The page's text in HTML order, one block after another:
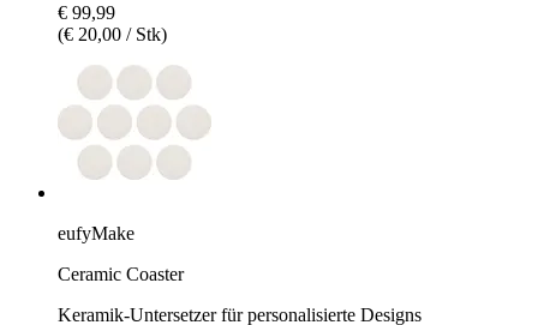
€ 99,99
(€ 20,00 / Stk)
eufyMake
Ceramic Coaster
Keramik-Untersetzer für personalisierte Designs